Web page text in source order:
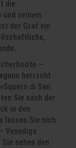
die
und seinem
der Graf ein
—
herrscht
di San
Sie nach der
in den
lassen Sie sich
Venedigs
sehen den